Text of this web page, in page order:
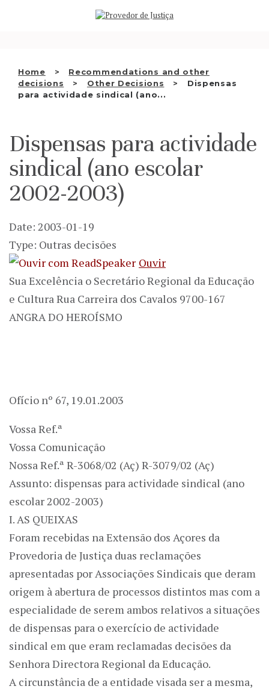
Home
Recommendations and other
decisions
Other Decisions
Dispensas
para actividade sindical (ano...
WHO WE ARE
INSTITUTION
EN
Dispensas para actividade
sindical (ano escolar
2002-2003)
Date: 2003-01-19
Type: Outras decisões
Ouvir
Sua Excelência o Secretário Regional da Educação
e Cultura Rua Carreira dos Cavalos 9700-167
ANGRA DO HEROÍSMO
Ofício nº 67, 19.01.2003
Vossa Ref.ª
Vossa Comunicação
Nossa Ref.ª R-3068/02 (Aç) R-3079/02 (Aç)
Assunto: dispensas para actividade sindical (ano
escolar 2002-2003)
I. AS QUEIXAS
Foram recebidas na Extensão dos Açores da
Provedoria de Justiça duas reclamações
apresentadas por Associações Sindicais que deram
origem à abertura de processos distintos mas com a
especialidade de serem ambos relativos a situações
de dispensas para o exercício de actividade
sindical em que eram reclamadas decisões da
Senhora Directora Regional da Educação.
A circunstância de a entidade visada ser a mesma,